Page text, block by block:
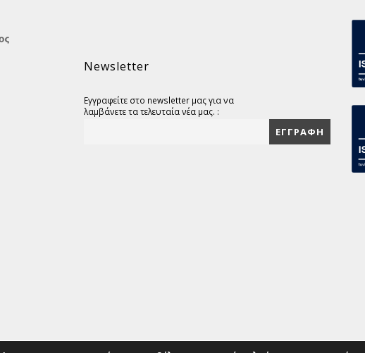
Newsletter
Εγγραφείτε στο newsletter μας για να
λαμβάνετε τα τελευταία νέα μας. :